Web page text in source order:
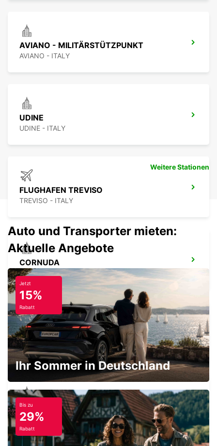
AVIANO - MILITÄRSTÜTZPUNKT
AVIANO - ITALY
UDINE
UDINE - ITALY
FLUGHAFEN TREVISO
TREVISO - ITALY
CORNUDA
CORNUDA - ITALY
FLUGHAFEN VENEDIG
VENEZIA - ITALY
MESTRE
VENEZIA - ITALY
Weitere Stationen
Auto und Transporter mieten:
Aktuelle Angebote
Jetzt
15%
Rabatt
Ihr Sommer in Deutschland
Bis zu
29%
Rabatt